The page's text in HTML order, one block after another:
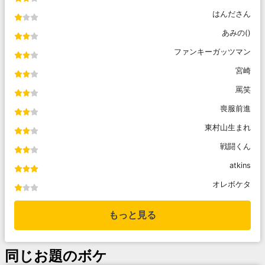
はんださん
あみの()
ファンキーガッツマン
宮崎
罵笑
喪服前進
東村山生まれ
戦闘くん
atkins
オレボケタ
もっと見る
同じお題のボケ